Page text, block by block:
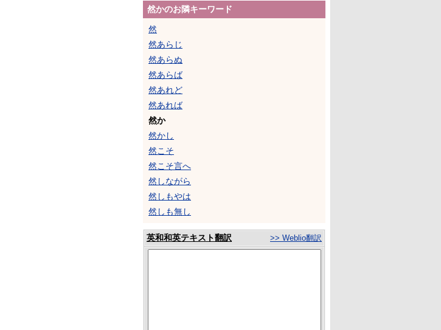
然かのお隣キーワード
然
然あらじ
然あらぬ
然あらば
然あれど
然あれば
然か
然かし
然こそ
然こそ言へ
然しながら
然しもやは
然しも無し
英和和英テキスト翻訳 >> Weblio翻訳